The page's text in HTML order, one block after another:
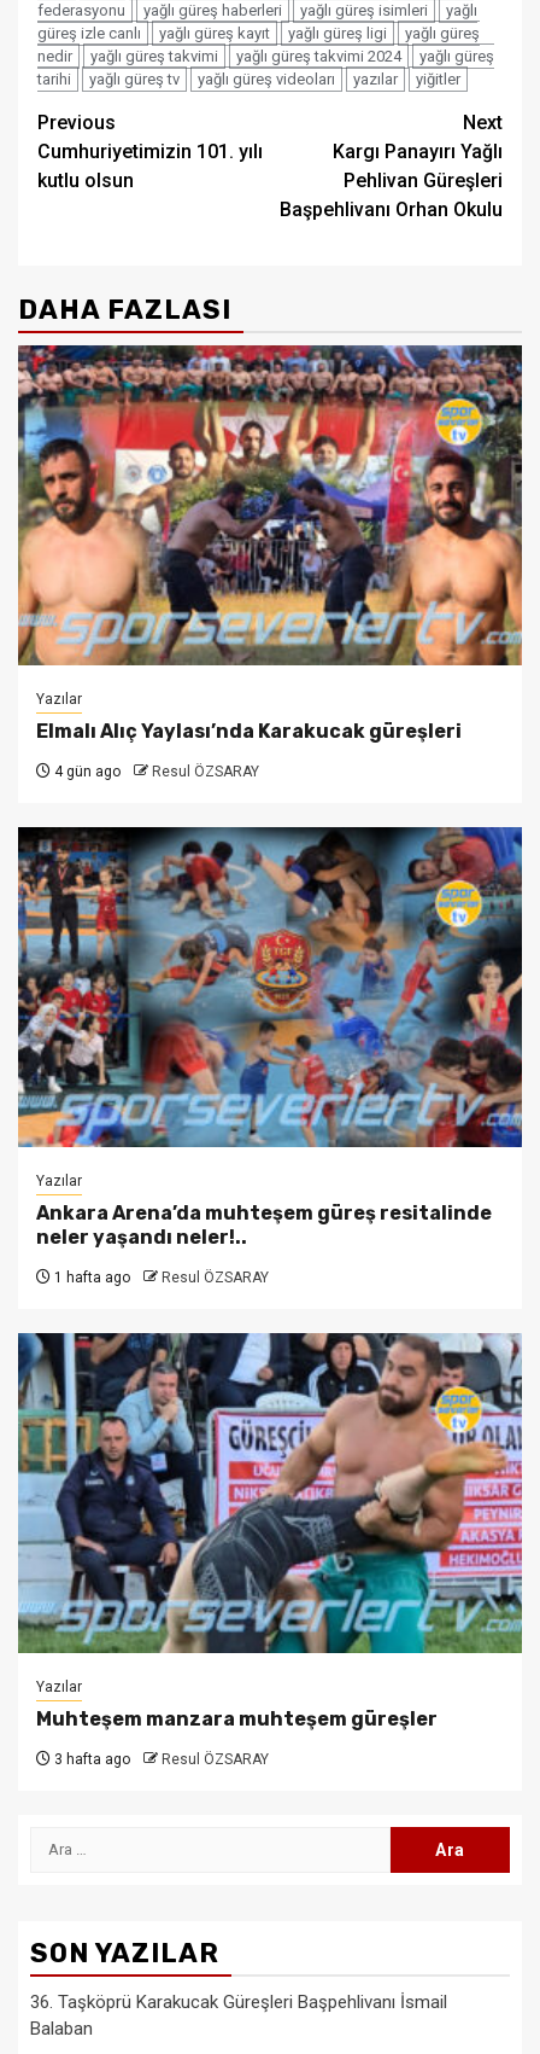
federasyonu
yağlı güreş haberleri yağlı güreş isimleri
yağlı
güreş izle canlı
yağlı güreş kayıt yağlı güreş ligi
yağlı güreş
nedir
yağlı güreş takvimi yağlı güreş takvimi 2024
yağlı güreş
tarihi
yağlı güreş tv yağlı güreş videoları yazılar yiğitler
Post
navigation
Previous
Cumhuriyetimizin 101. yılı
kutlu olsun
Next
Kargı Panayırı Yağlı
Pehlivan Güreşleri
Başpehlivanı Orhan Okulu
DAHA FAZLASI
Yazılar
Elmalı Alıç Yaylası’nda Karakucak güreşleri
4 gün ago Resul ÖZSARAY
Yazılar
Ankara Arena’da muhteşem güreş resitalinde
neler yaşandı neler!..
1 hafta ago Resul ÖZSARAY
Yazılar
Muhteşem manzara muhteşem güreşler
3 hafta ago Resul ÖZSARAY
Arama:
SON YAZILAR
36. Taşköprü Karakucak Güreşleri Başpehlivanı İsmail
Balaban